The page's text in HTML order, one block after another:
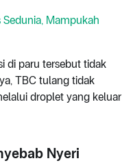
Mampukah
di paru tersebut tidak
TBC tulang tidak
droplet yang keluar
Nyeri